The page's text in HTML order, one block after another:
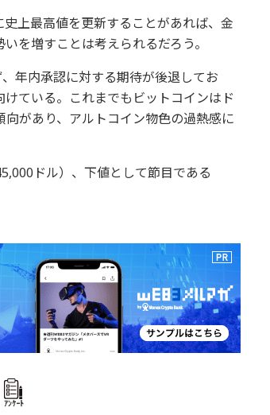
上最高値を更新することがあれば、金
を増すことは考えられるだろう。
年内承認に対する期待が後退してお
ている。これまでもビットコインはド
があり、アルトコイン物色の過熱感に
ドル）、下値として節目である
ｱﾝｹｰﾄ